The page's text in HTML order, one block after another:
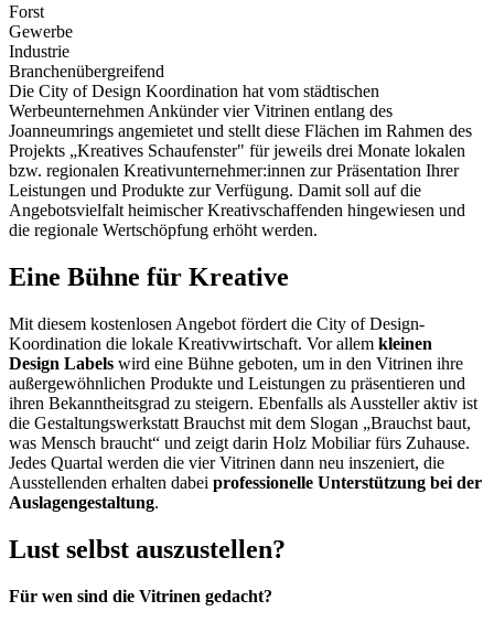
Forst
Gewerbe
Industrie
Branchenübergreifend
Die City of Design Koordination hat vom städtischen
Werbeunternehmen Ankünder vier Vitrinen entlang des
Joanneumrings angemietet und stellt diese Flächen im Rahmen des
Projekts „Kreatives Schaufenster" für jeweils drei Monate lokalen
bzw. regionalen Kreativunternehmer:innen zur Präsentation Ihrer
Leistungen und Produkte zur Verfügung. Damit soll auf die
Angebotsvielfalt heimischer Kreativschaffenden hingewiesen und
die regionale Wertschöpfung erhöht werden.
Eine Bühne für Kreative
Mit diesem kostenlosen Angebot fördert die City of Design-
Koordination die lokale Kreativwirtschaft. Vor allem kleinen
Design Labels wird eine Bühne geboten, um in den Vitrinen ihre
außergewöhnlichen Produkte und Leistungen zu präsentieren und
ihren Bekanntheitsgrad zu steigern. Ebenfalls als Aussteller aktiv ist
die Gestaltungswerkstatt Brauchst mit dem Slogan „Brauchst baut,
was Mensch braucht“ und zeigt darin Holz Mobiliar fürs Zuhause.
Jedes Quartal werden die vier Vitrinen dann neu inszeniert, die
Ausstellenden erhalten dabei professionelle Unterstützung bei der
Auslagengestaltung.
Lust selbst auszustellen?
Für wen sind die Vitrinen gedacht?